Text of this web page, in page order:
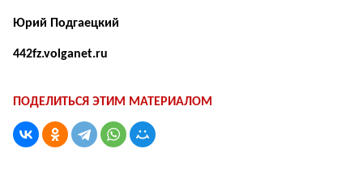
Юрий Подгаецкий
442fz.volganet.ru
ПОДЕЛИТЬСЯ ЭТИМ МАТЕРИАЛОМ